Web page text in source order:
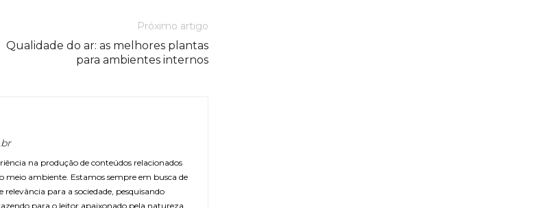
Próximo artigo
Qualidade do ar: as melhores plantas
para ambientes internos
na produção de conteúdos relacionados
meio ambiente. Estamos sempre em busca de
para a sociedade, pesquisando
para o leitor apaixonado pela natureza.